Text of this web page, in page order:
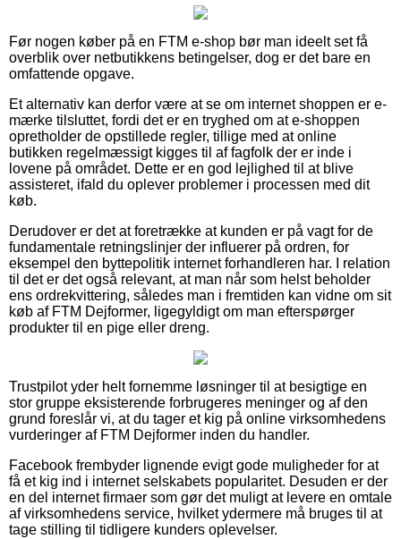
Før nogen køber på en FTM e-shop bør man ideelt set få
overblik over netbutikkens betingelser, dog er det bare en
omfattende opgave.
Et alternativ kan derfor være at se om internet shoppen er e-
mærke tilsluttet, fordi det er en tryghed om at e-shoppen
opretholder de opstillede regler, tillige med at online
butikken regelmæssigt kigges til af fagfolk der er inde i
lovene på området. Dette er en god lejlighed til at blive
assisteret, ifald du oplever problemer i processen med dit
køb.
Derudover er det at foretrække at kunden er på vagt for de
fundamentale retningslinjer der influerer på ordren, for
eksempel den byttepolitik internet forhandleren har. I relation
til det er det også relevant, at man når som helst beholder
ens ordrekvittering, således man i fremtiden kan vidne om sit
køb af FTM Dejformer, ligegyldigt om man efterspørger
produkter til en pige eller dreng.
Trustpilot yder helt fornemme løsninger til at besigtige en
stor gruppe eksisterende forbrugeres meninger og af den
grund foreslår vi, at du tager et kig på online virksomhedens
vurderinger af FTM Dejformer inden du handler.
Facebook frembyder lignende evigt gode muligheder for at
få et kig ind i internet selskabets popularitet. Desuden er der
en del internet firmaer som gør det muligt at levere en omtale
af virksomhedens service, hvilket ydermere må bruges til at
tage stilling til tidligere kunders oplevelser.